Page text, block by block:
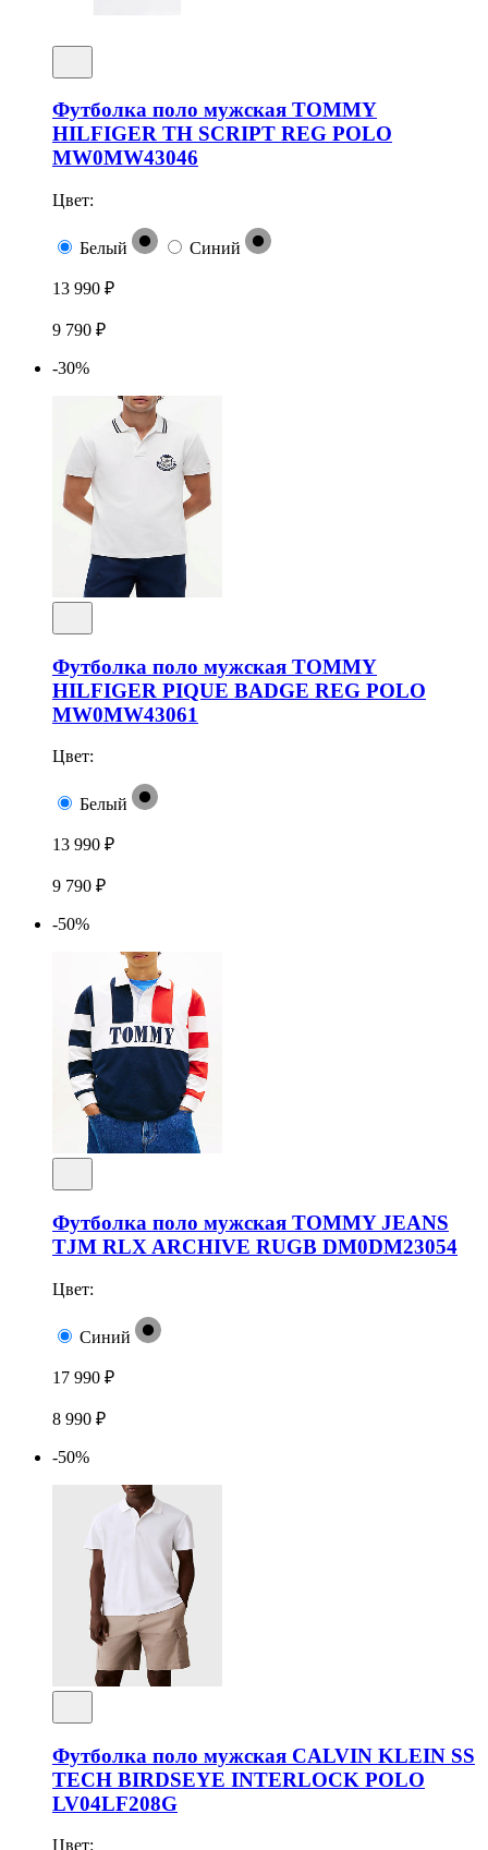
Футболка поло мужская TOMMY
HILFIGER TH SCRIPT REG POLO
MW0MW43046
Цвет:
Белый Синий
13 990 ₽
9 790 ₽
-30%
Футболка поло мужская TOMMY
HILFIGER PIQUE BADGE REG POLO
MW0MW43061
Цвет:
Белый
13 990 ₽
9 790 ₽
-50%
Футболка поло мужская TOMMY JEANS
TJM RLX ARCHIVE RUGB DM0DM23054
Цвет:
Синий
17 990 ₽
8 990 ₽
-50%
Футболка поло мужская CALVIN KLEIN SS
TECH BIRDSEYE INTERLOCK POLO
LV04LF208G
Цвет: